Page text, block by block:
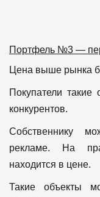
Портфель №3 —
Цена выше рынка
Покупатели такие
конкурентов.
Собственнику
рекламе.
На
находится в цене.
Такие объекты